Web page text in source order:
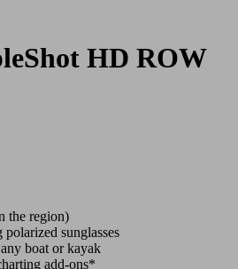
HD ROW
the region)
sunglasses
boat or kayak
add-ons*